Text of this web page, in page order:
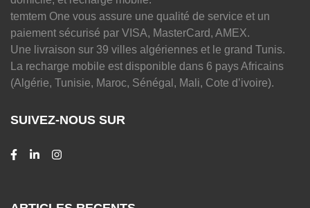
temtem One vous assure une qualité de service et un
paiement sécurisé par VISA, MasterCard, AMEX.
Une livraison sur 39 villes algériennes et le grand Tunis.
La recharge mobile est disponible dans 6 pays Africains
(Algérie, Tunisie, Maroc, Sénégal, Mali, Cote d’ivoire).
SUIVEZ-NOUS SUR